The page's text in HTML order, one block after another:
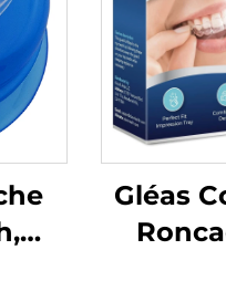
Gléas